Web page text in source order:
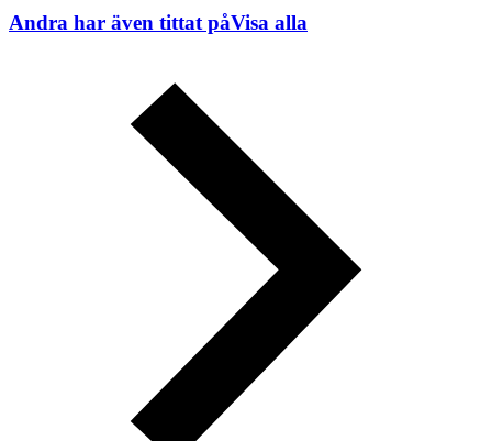
Andra har även tittat påVisa alla